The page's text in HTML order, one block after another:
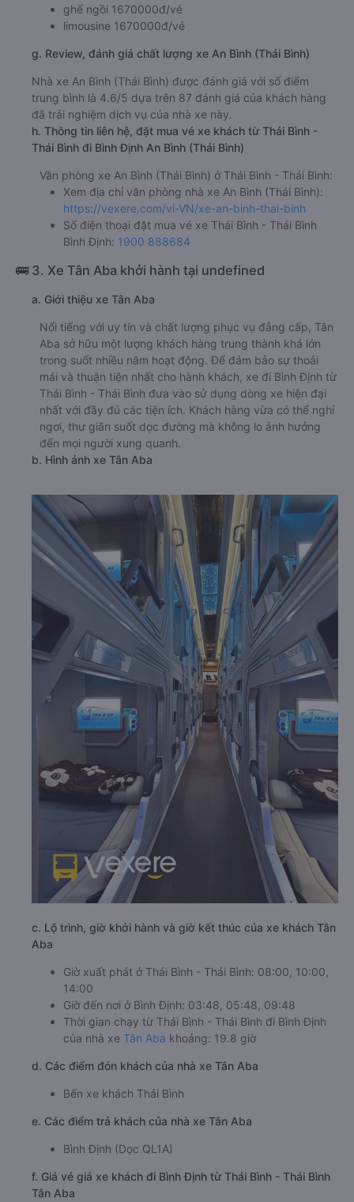
ghế ngồi 1670000đ/vé
limousine 1670000đ/vé
g. Review, đánh giá chất lượng xe An Bình (Thái Bình)
Nhà xe An Bình (Thái Bình) được đánh giá với số điểm
trung bình là 4.6/5 dựa trên 87 đánh giá của khách hàng
đã trải nghiệm dịch vụ của nhà xe này.
h. Thông tin liên hệ, đặt mua vé xe khách từ Thái Bình -
Thái Bình đi Bình Định An Bình (Thái Bình)
Văn phòng xe An Bình (Thái Bình) ở Thái Bình - Thái Bình:
Xem địa chỉ văn phòng nhà xe An Bình (Thái Bình):
https://vexere.com/vi-VN/xe-an-binh-thai-binh
Số điện thoại đặt mua vé xe Thái Bình - Thái Bình
Bình Định: 1900 888684
🚌 3. Xe Tân Aba khởi hành tại undefined
a. Giới thiệu xe Tân Aba
Nổi tiếng với uy tín và chất lượng phục vụ đẳng cấp, Tân
Aba sở hữu một lượng khách hàng trung thành khá lớn
trong suốt nhiều năm hoạt động. Để đảm bảo sự thoải
mái và thuận tiện nhất cho hành khách, xe đi Bình Định từ
Thái Bình - Thái Bình đưa vào sử dụng dòng xe hiện đại
nhất với đầy đủ các tiện ích. Khách hàng vừa có thể nghỉ
ngơi, thư giãn suốt dọc đường mà không lo ảnh hưởng
đến mọi người xung quanh.
b. Hình ảnh xe Tân Aba
c. Lộ trình, giờ khởi hành và giờ kết thúc của xe khách Tân
Aba
Giờ xuất phát ở Thái Bình - Thái Bình: 08:00, 10:00,
14:00
Giờ đến nơi ở Bình Định: 03:48, 05:48, 09:48
Thời gian chạy từ Thái Bình - Thái Bình đi Bình Định
của nhà xe Tân Aba khoảng: 19.8 giờ
d. Các điểm đón khách của nhà xe Tân Aba
Bến xe khách Thái Bình
e. Các điểm trả khách của nhà xe Tân Aba
Bình Định (Dọc QL1A)
f. Giá vé giá xe khách đi Bình Định từ Thái Bình - Thái Bình
Tân Aba